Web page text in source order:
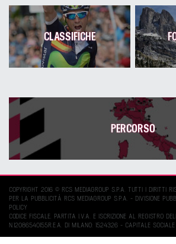
CLASSIFICHE
PERCORSO
COPYRIGHT 2016 © RCS MEDIAGROUP S.P.A. TUTTI I DIRITTI
PER LA PUBBLICITÀ RCS MEDIAGROUP S.P.A. - DIVISIONE
POLICY
CODICE FISCALE, PARTITA I.V.A. E ISCRIZIONE AL REGISTRO
N.12086540155R.E.A. DI MILANO: 1524326 - CAPITALE